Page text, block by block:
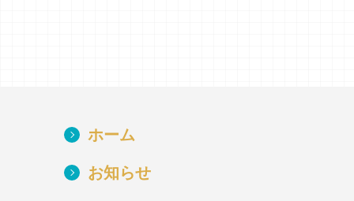
ホーム
お知らせ